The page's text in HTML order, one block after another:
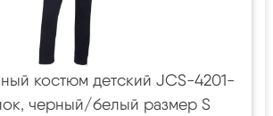
костюм детский JCS-4201-
черный/белый размер S